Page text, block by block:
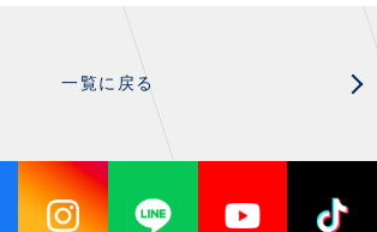
一覧に戻る